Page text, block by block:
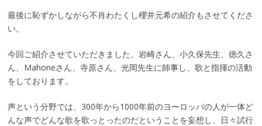
最後に恥ずかしながら不肖わたくし櫻井元希の紹介もさせてくださ
い。
今回ご紹介させていただきました、岩崎さん、小久保先生、徳久さ
ん、Mahoneさん、寺原さん、光岡先生に師事し、歌と指揮の活動
をしております。
声という分野では、300年から1000年前のヨーロッパの人が一体ど
んな声でどんな歌を歌っとったのだということを妄想し、日々試行